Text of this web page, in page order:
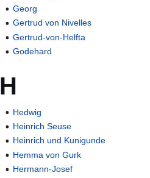
Georg
Gertrud von Nivelles
Gertrud-von-Helfta
Godehard
H
Hedwig
Heinrich Seuse
Heinrich und Kunigunde
Hemma von Gurk
Hermann-Josef